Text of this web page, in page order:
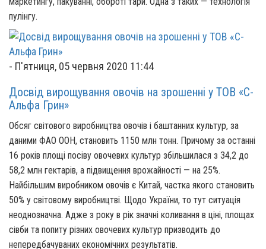
пулінгу.
- П'ятниця, 05 червня 2020 11:44
Досвід вирощування овочів на зрошенні у ТОВ «С-
Альфа Грин»
Обсяг світового виробництва овочів і баштанних культур, за
даними ФАО ООН, становить 1150 млн тонн. Причому за останні
16 років площі посіву овочевих культур збільшилася з 34,2 до
58,2 млн гектарів, а підвищення врожайності — на 25%.
Найбільшим виробником овочів є Китай, частка якого становить
50% у світовому виробництві. Щодо України, то тут ситуація
неоднозначна. Адже з року в рік значні коливання в ціні, площах
сівби та попиту різних овочевих культур призводить до
непередбачуваних економічних результатів.